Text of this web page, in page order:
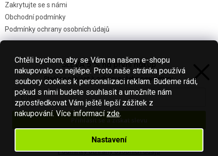
Chtěli bychom, aby se Vám na našem e-shopu
nakupovalo co nejlépe. Proto naše stránka používá
soubory cookies k personalizaci reklam. Budeme rádi,
pokud s nimi budete souhlasit a umožníte nám
zprostředkovat Vám ještě lepší zážitek z
nakupování. Více informací zde.
Nastavení
Zakrytujte se s námi
Obchodní podmínky
Podmínky ochrany osobních údajů
Nákupní košík
0KS /0 KČ
SLEVA 5 % na první nákup
Stačí se přihlásit k odběru našeho newsletteru.
Přihlásit se a získat slevu
Váš e-mail je u nás v bezpečí.
Podmínky ochrany osobních údajů